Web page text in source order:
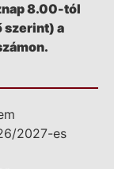
8.00-tól
szerint) a
2027-es